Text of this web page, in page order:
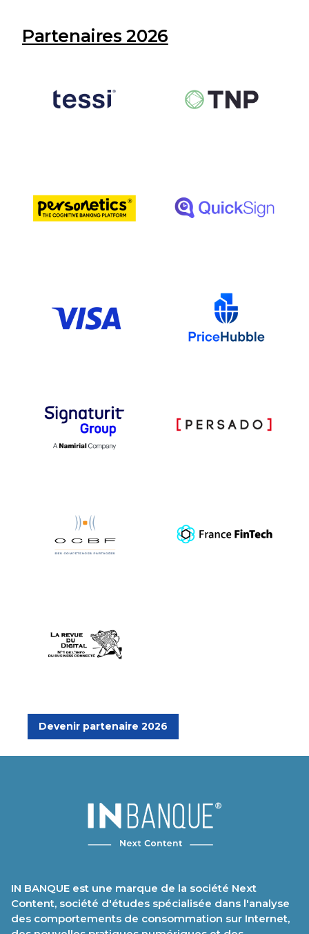
Partenaires 2026
Devenir partenaire 2026
IN BANQUE est une marque de la société Next
Content, société d'études spécialisée dans l'analyse
des comportements de consommation sur Internet,